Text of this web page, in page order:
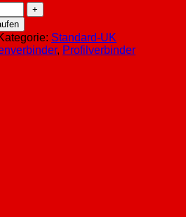
Standard-UK
, Profilverbinder